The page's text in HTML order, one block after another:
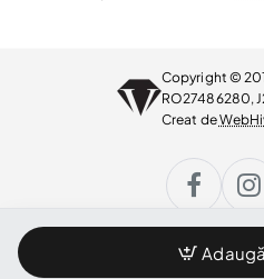
Copyright ©
RO27486280,
Creat de
WhatsApp